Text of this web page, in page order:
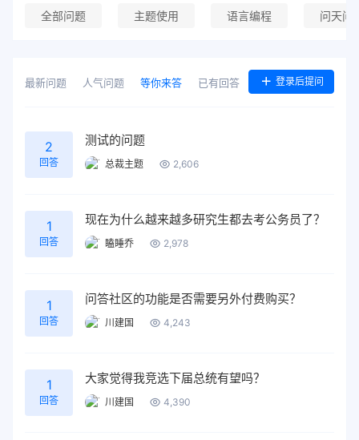
全部问题 主题使用 语言编程 问天问
最新问题 人气问题 等你来答 已有回答 登录后提问
2
回答
测试的问题
总裁主题 2,606
1
回答
现在为什么越来越多研究生都去考公务员了？
瞌睡乔 2,978
1
回答
问答社区的功能是否需要另外付费购买？
川建国 4,243
1
回答
大家觉得我竞选下届总统有望吗？
川建国 4,390